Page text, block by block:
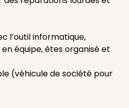
l’outil informatique,
équipe, êtes organisé et
(véhicule de société pour